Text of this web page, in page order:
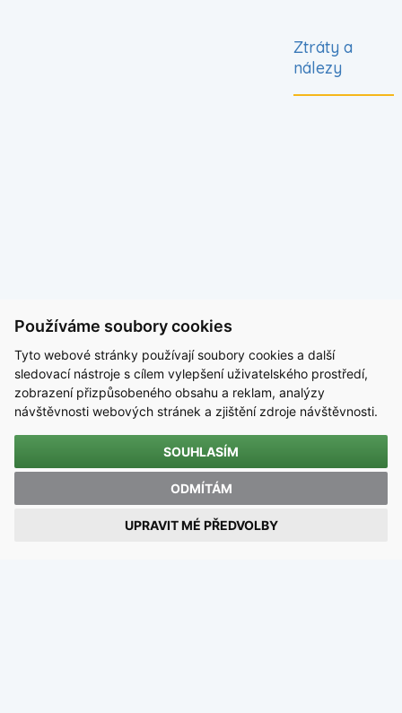
Používáme soubory cookies
Tyto webové stránky používají soubory cookies a další
sledovací nástroje s cílem vylepšení uživatelského prostředí,
zobrazení přizpůsobeného obsahu a reklam, analýzy
návštěvnosti webových stránek a zjištění zdroje návštěvnosti.
SOUHLASÍM
ODMÍTÁM
UPRAVIT MÉ PŘEDVOLBY
Ztráty a
nálezy
KONTAKT
Dělnická 21, Velebudice, 434 01 Most